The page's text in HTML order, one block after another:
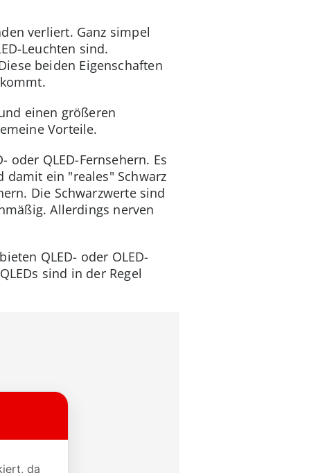
verliert. Ganz simpel
Leuchten sind.
beiden Eigenschaften
einen größeren
Vorteile.
oder QLED-Fernsehern. Es
ein "reales" Schwarz
Die Schwarzwerte sind
Allerdings nerven
QLED- oder OLED-
sind in der Regel